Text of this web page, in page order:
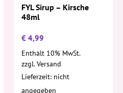
FYL Sirup – Kirsche
48ml
€ 4,99
Enthält 10% MwSt.
zzgl.Versand
Lieferzeit: nicht
angegeben